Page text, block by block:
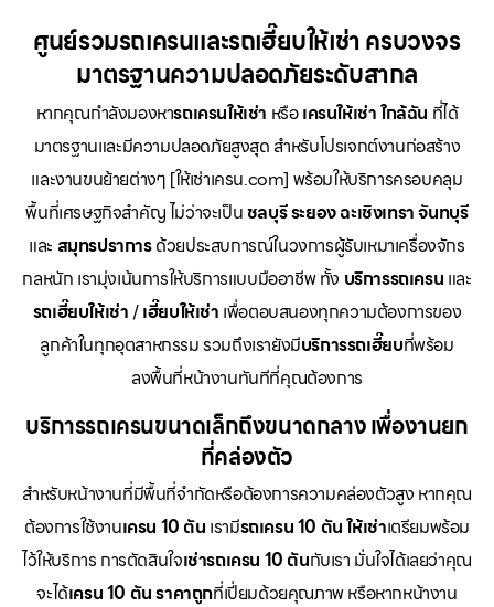
ศูนย์รวมรถเครนและรถเฮี๊ยบให้เช่า ครบวงจร
มาตรฐานความปลอดภัยระดับสากล
หากคุณกำลังมองหารถเครนให้เช่า หรือเครนให้เช่าใกล้ฉัน ที่ได้
มาตรฐานและมีความปลอดภัยสูงสุด สำหรับโปรเจกต์งานก่อสร้าง
และงานขนย้ายต่างๆ [ให้เช่าเครน.com] พร้อมให้บริการครอบคลุม
พื้นที่เศรษฐกิจสำคัญ ไม่ว่าจะเป็นชลบุรี ระยอง ฉะเชิงเทรา จันทบุรี
และ สมุทรปราการด้วยประสบการณ์ในวงการผู้รับเหมาเครื่องจักร
กลหนัก เรามุ่งเน้นการให้บริการแบบมืออาชีพ ทั้ง บริการรถเครน และ
รถเฮี๊ยบให้เช่า/เฮี๊ยบให้เช่า เพื่อตอบสนองทุกความต้องการของ
ลูกค้าในทุกอุตสาหกรรม รวมถึงเรายังมีบริการรถเฮี๊ยบที่พร้อม
ลงพื้นที่หน้างานทันทีที่คุณต้องการ
บริการรถเครนขนาดเล็กถึงขนาดกลาง เพื่องานยก
ที่คล่องตัว
สำหรับหน้างานที่มีพื้นที่จำกัดหรือต้องการความคล่องตัวสูง หากคุณ
ต้องการใช้งานเครน 10 ตัน เรามีรถเครน 10 ตัน ให้เช่าเตรียมพร้อม
ไว้ให้บริการ การตัดสินใจเช่ารถเครน 10 ตันกับเรา มั่นใจได้เลยว่าคุณ
จะได้เครน 10 ตัน ราคาถูกที่เปี่ยมด้วยคุณภาพ หรือหากหน้างาน